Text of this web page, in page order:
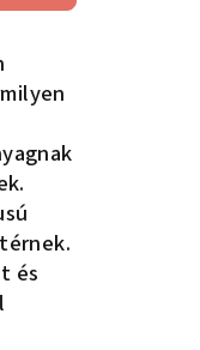
és